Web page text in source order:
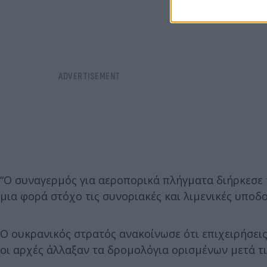
“Ο συναγερμός για αεροπορικά πλήγματα
μια φορά στόχο τις συνοριακές και λιμενικές
Ο ουκρανικός στρατός ανακοίνωσε ότι
οι αρχές άλλαξαν τα δρομολόγια ορισμένων μετά